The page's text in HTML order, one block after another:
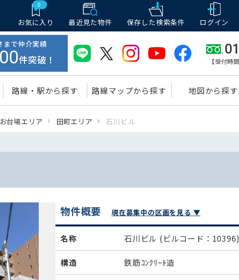
0
お気に入り 最近見た物件 保存した検索条件 ログイン
まで仲介実績
件突破！ 【受付時
路線・駅から探す 路線マップから探す 地図から探す
台場エリア 田町エリア 石川ビル
物件概要 現在募集中の区画を見る ▼
名称 石川ビル (ビルコード：10396)
構造 鉄筋ｺﾝｸﾘｰﾄ造